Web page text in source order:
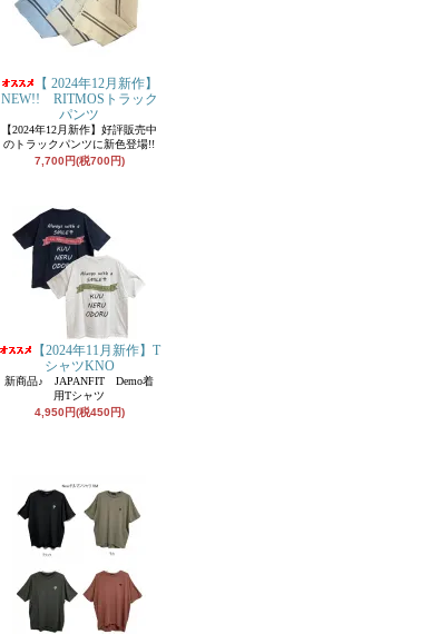
【 2024年12月新作】
NEW!! RITMOSトラック
パンツ
【2024年12月新作】好評販売中
のトラックパンツに新色登場!!
7,700円(税700円)
【2024年11月新作】T
シャツKNO
新商品♪ JAPANFIT Demo着
用Tシャツ
4,950円(税450円)